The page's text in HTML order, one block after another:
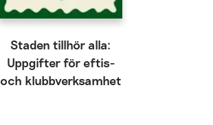
Staden tillhör alla:
Uppgifter för eftis-
och klubbverksamhet